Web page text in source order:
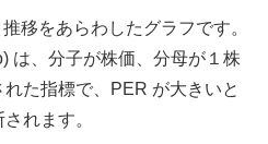
移をあらわしたグラフです。
は、分子が株価、分母が１株
た指標で、PER が大きいと
れます。